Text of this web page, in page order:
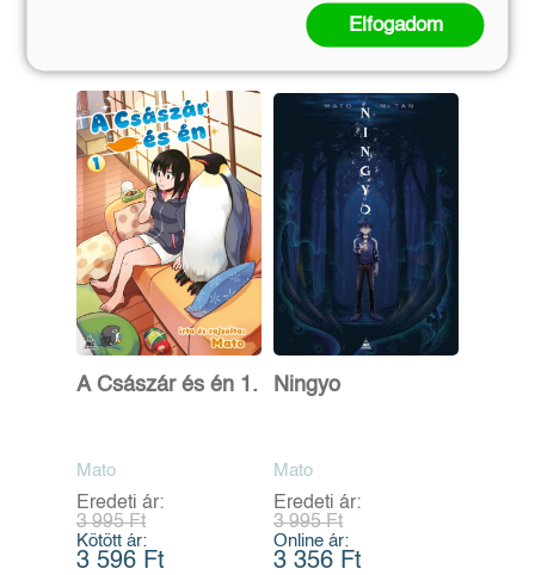
Szerző további művei
A Császár és én 1.
Mato
Eredeti ár:
3 995 Ft
Kötött ár:
3 596 Ft
Ningyo
Mato
Eredeti ár:
3 995 Ft
Online ár:
3 356 Ft
Elfogadom